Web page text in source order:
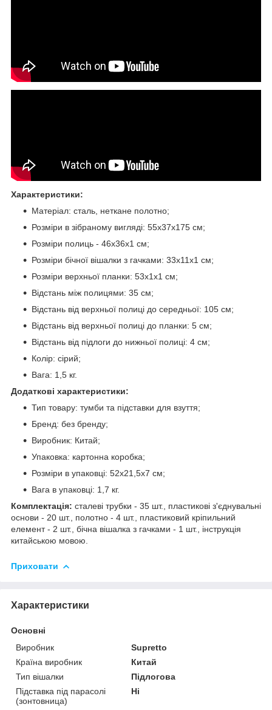
Характеристики:
Матеріал: сталь, неткане полотно;
Розміри в зібраному вигляді: 55х37х175 см;
Розміри полиць - 46х36х1 см;
Розміри бічної вішалки з гачками: 33х11х1 см;
Розміри верхньої планки: 53х1х1 см;
Відстань між полицями: 35 см;
Відстань від верхньої полиці до середньої: 105 см;
Відстань від верхньої полиці до планки: 5 см;
Відстань від підлоги до нижньої полиці: 4 см;
Колір: сірий;
Вага: 1,5 кг.
Додаткові характеристики:
Тип товару: тумби та підставки для взуття;
Бренд: без бренду;
Виробник: Китай;
Упаковка: картонна коробка;
Розміри в упаковці: 52х21,5х7 см;
Вага в упаковці: 1,7 кг.
Комплектація: сталеві трубки - 35 шт., пластикові з'єднувальні
основи - 20 шт., полотно - 4 шт., пластиковий кріпильний
елемент - 2 шт., бічна вішалка з гачками - 1 шт., інструкція
китайською мовою.
Приховати
Характеристики
Основні
Виробник
Supretto
Країна виробник
Китай
Тип вішалки
Підлогова
Підставка під парасолі
(зонтовница)
Ні